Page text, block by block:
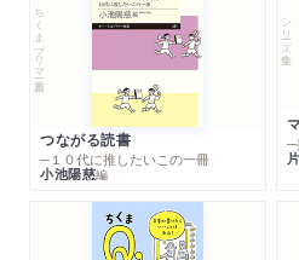
ちくまプリマー新書
つながる読書
─１０代に推したいこの一冊
小池陽慈編
シリーズ・全集
─